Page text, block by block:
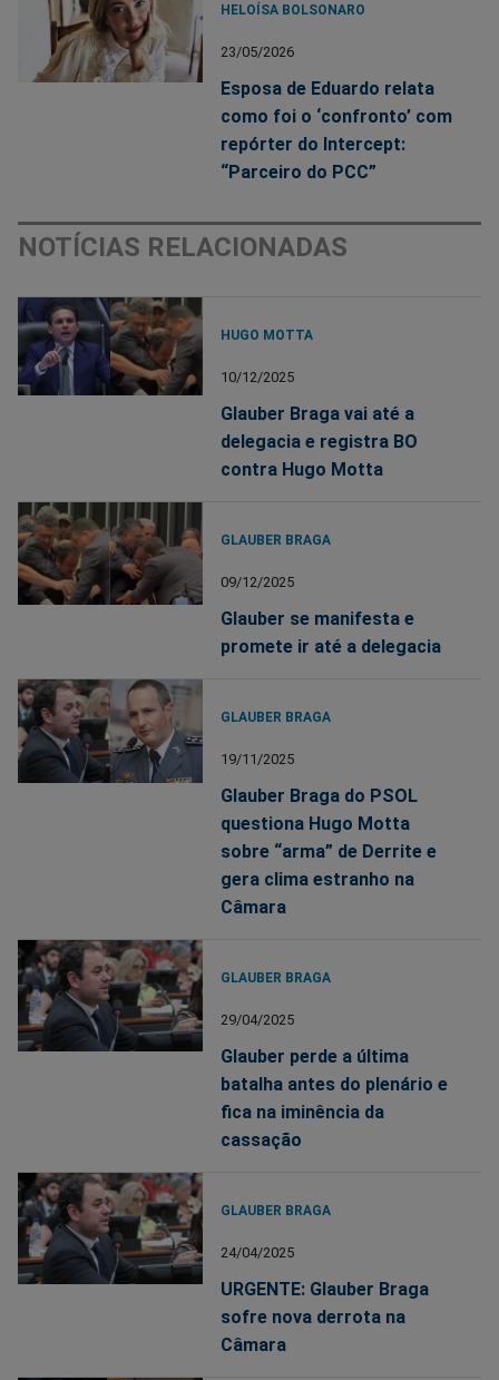
HELOÍSA BOLSONARO
23/05/2026
Esposa de Eduardo relata
como foi o ‘confronto’ com
repórter do Intercept:
“Parceiro do PCC”
NOTÍCIAS RELACIONADAS
HUGO MOTTA
10/12/2025
Glauber Braga vai até a
delegacia e registra BO
contra Hugo Motta
GLAUBER BRAGA
09/12/2025
Glauber se manifesta e
promete ir até a delegacia
GLAUBER BRAGA
19/11/2025
Glauber Braga do PSOL
questiona Hugo Motta
sobre “arma” de Derrite e
gera clima estranho na
Câmara
GLAUBER BRAGA
29/04/2025
Glauber perde a última
batalha antes do plenário e
fica na iminência da
cassação
GLAUBER BRAGA
24/04/2025
URGENTE: Glauber Braga
sofre nova derrota na
Câmara